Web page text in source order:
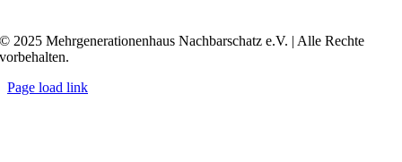
© 2025 Mehrgenerationenhaus Nachbarschatz e.V. | Alle Rechte
vorbehalten.
Page load link